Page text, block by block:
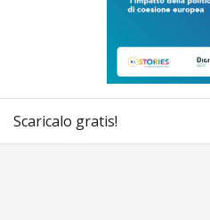
Scaricalo gratis!